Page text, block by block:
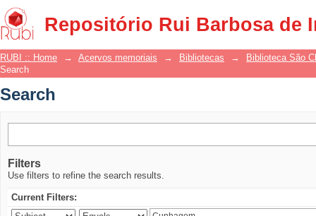
Repositório Rui Barbosa de
Search
RUBI :: Home → Acervos memoriais → Bibliotecas →
Biblioteca São
Search
Search
Filters
Use filters to refine the search results.
Current Filters: